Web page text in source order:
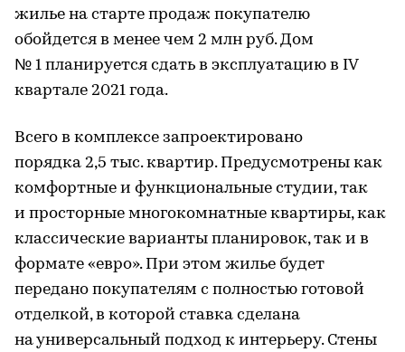
жилье на старте продаж покупателю
обойдется в менее чем 2 млн руб. Дом
№ 1 планируется сдать в эксплуатацию в IV
квартале 2021 года.
Всего в комплексе запроектировано
порядка 2,5 тыс. квартир. Предусмотрены как
комфортные и функциональные студии, так
и просторные многокомнатные квартиры, как
классические варианты планировок, так и в
формате «евро». При этом жилье будет
передано покупателям с полностью готовой
отделкой, в которой ставка сделана
на универсальный подход к интерьеру. Стены